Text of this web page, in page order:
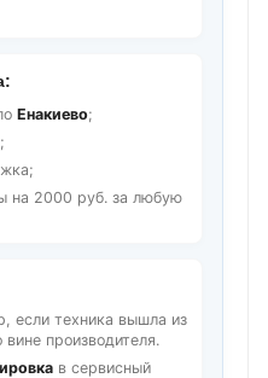
Енакиево;
на 2000 руб. за любую
если техника вышла из
производителя.
в сервисный